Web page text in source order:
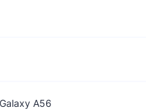
A56